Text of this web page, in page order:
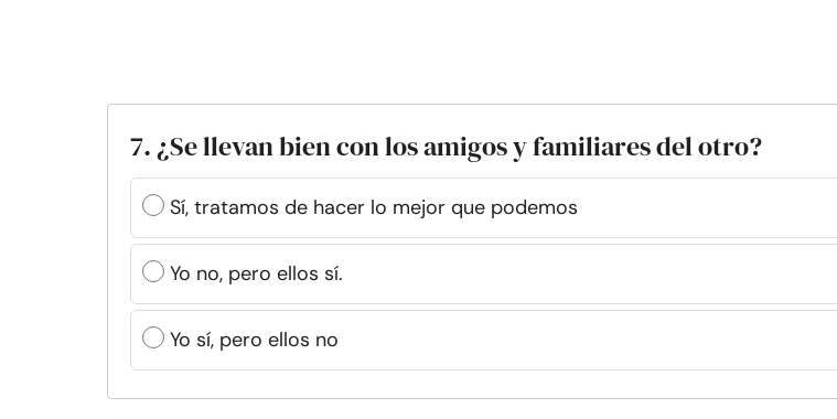
7. ¿Se llevan bien con los amigos y familiares del otro?
Sí, tratamos de hacer lo mejor que podemos
Yo no, pero ellos sí.
Yo sí, pero ellos no